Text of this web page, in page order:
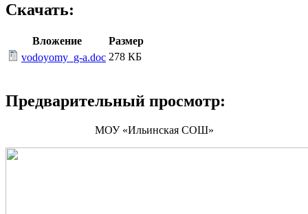
Скачать:
Вложение
Размер
vodoyomy_g-a.doc 278 КБ
Предварительный просмотр:
МОУ «Ильинская СОШ»